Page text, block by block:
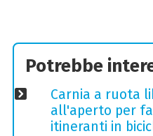
Potrebbe
Carnia a ruota
all'aperto per
itineranti in